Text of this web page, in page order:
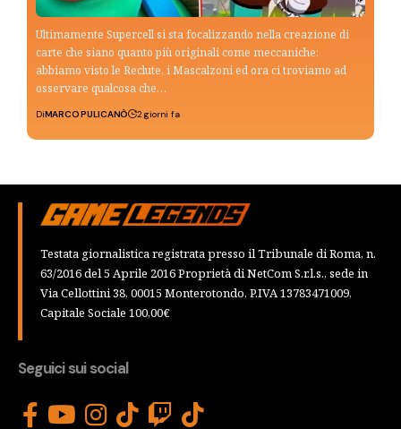
Ultimamente Supercell si sta focalizzando nella creazione di
carte che siano quanto più originali come meccaniche:
abbiamo visto le Reclute, i Mascalzoni ed ora ci troviamo ad
osservare qualcosa che…
DiMARCO PULICANÒ 2 giorni fa
Testata giornalistica registrata presso il Tribunale di Roma, n.
63/2016 del 5 Aprile 2016 Proprietà di NetCom S.r.l.s., sede in
Via Cellottini 38, 00015 Monterotondo, P.IVA 13783471009,
Capitale Sociale 100,00€
Seguici sui social